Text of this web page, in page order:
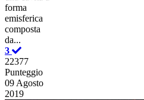
forma
emisferica
composta
da...
3
22377
Punteggio
09 Agosto
2019